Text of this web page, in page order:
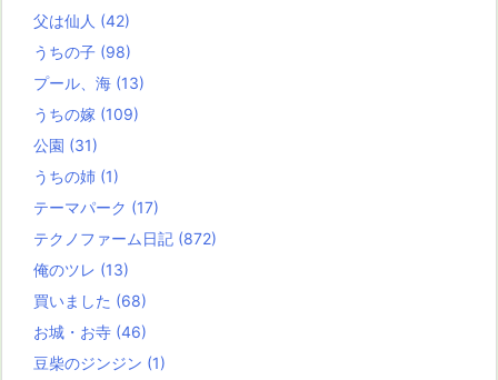
父は仙人 (42)
うちの子 (98)
プール、海 (13)
うちの嫁 (109)
公園 (31)
うちの姉 (1)
テーマパーク (17)
テクノファーム日記 (872)
俺のツレ (13)
買いました (68)
お城・お寺 (46)
豆柴のジンジン (1)